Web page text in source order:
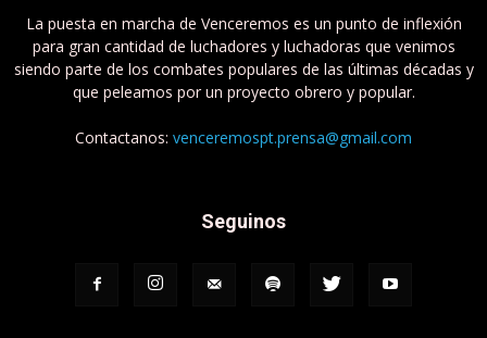
La puesta en marcha de Venceremos es un punto de inflexión
para gran cantidad de luchadores y luchadoras que venimos
siendo parte de los combates populares de las últimas décadas y
que peleamos por un proyecto obrero y popular.
Contactanos: venceremospt.prensa@gmail.com
Seguinos